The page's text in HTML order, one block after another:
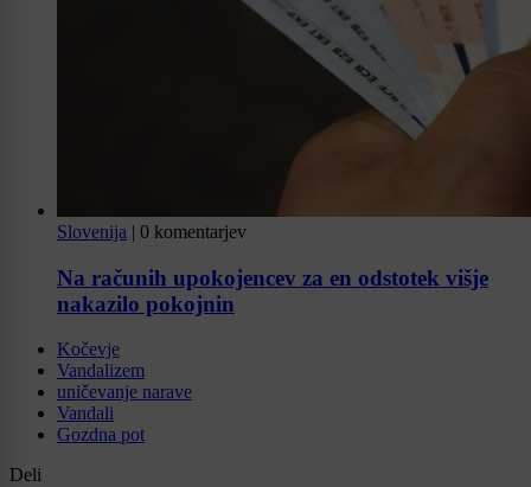
Slovenija | 0 komentarjev
Na računih upokojencev za en odstotek višje
nakazilo pokojnin
Kočevje
Vandalizem
uničevanje narave
Vandali
Gozdna pot
Deli